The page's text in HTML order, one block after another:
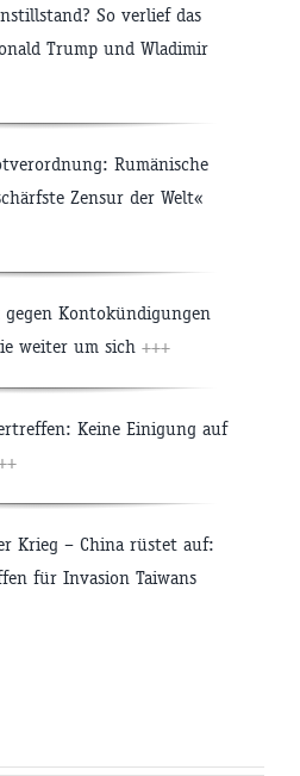
So verlief das
Trump und Wladimir
Rumänische
Zensur der Welt«
Kontokündigungen
weiter um sich +++
Keine Einigung auf
Krieg – China rüstet auf:
für Invasion Taiwans